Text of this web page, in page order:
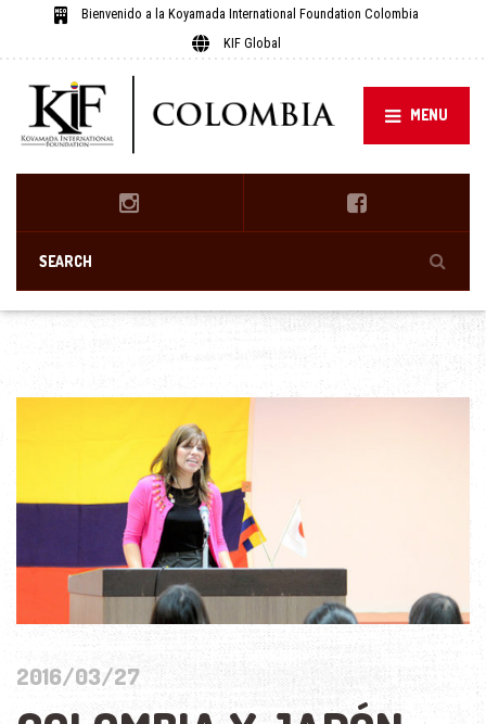
Bienvenido a la Koyamada International Foundation Colombia
KIF Global
MENU
2016/03/27